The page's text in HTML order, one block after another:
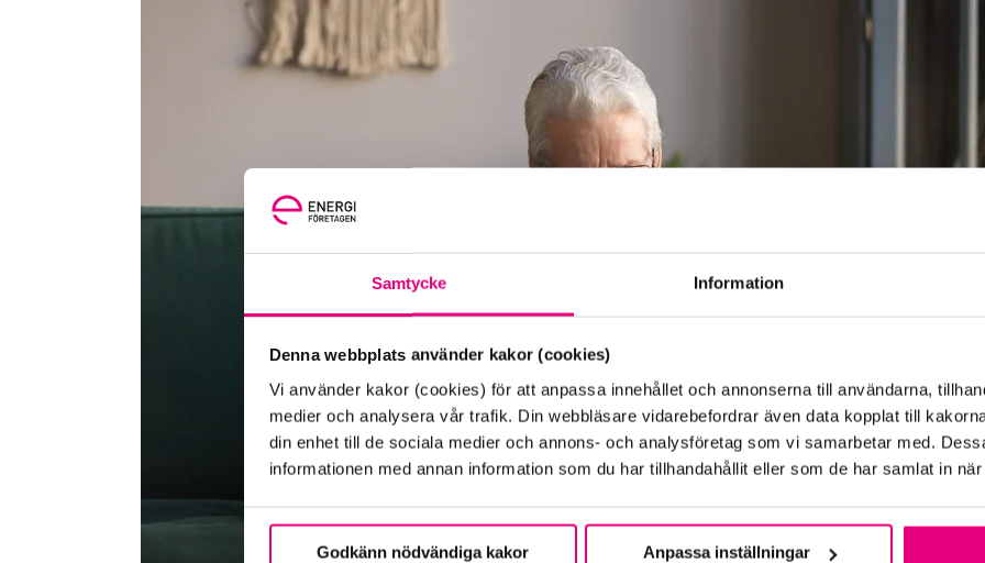
Samtycke Information
Denna webbplats använder kakor (cookies)
Vi använder kakor (cookies) för att anpassa innehållet och annonserna till användarna,
medier och analysera vår trafik. Din webbläsare vidarebefordrar även data kopplat till
din enhet till de sociala medier och annons- och analysföretag som vi samarbetar med.
informationen med annan information som du har tillhandahållit eller som de har samlat in
Godkänn nödvändiga kakor Anpassa inställningar